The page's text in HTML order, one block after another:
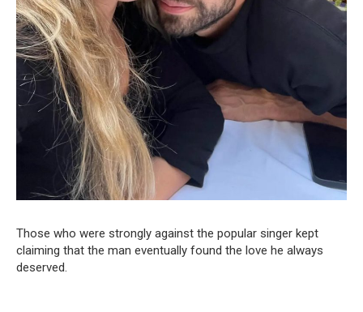
Those who were strongly against the popular singer kept
claiming that the man eventually found the love he always
deserved.